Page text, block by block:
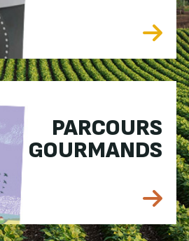
PARCOURS
GOURMANDS